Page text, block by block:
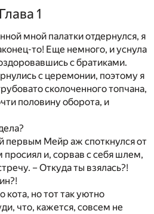
Глава 1
мной палатки отдернулся, я
то! Еще немного, и уснула
с братиками.
с церемонии, поэтому я
сколоченного топчана,
половину оборота, и
первым Мейр аж споткнулся от
и, сорвав с себя шлем,
– Откуда ты взялась?!
кота, но тот так уютно
что, кажется, совсем не